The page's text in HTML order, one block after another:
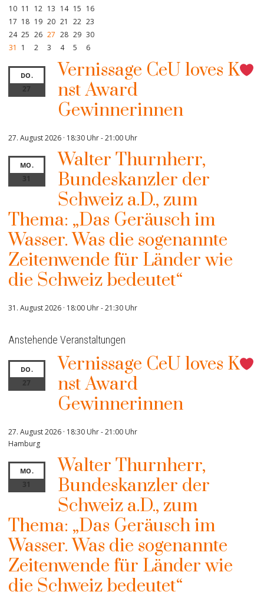
10 11 12 13 14 15 16
17 18 19 20 21 22 23
24 25 26 27 28 29 30
31
1 2 3 4 5 6
DO.
27
Vernissage CeU loves K
nst Award
Gewinnerinnen
27. August 2026 · 18:30 Uhr-21:00 Uhr
MO.
31
Walter Thurnherr,
Bundeskanzler der
Schweiz a.D., zum
Thema: „Das Geräusch im
Wasser. Was die sogenannte
Zeitenwende für Länder wie
die Schweiz bedeutet“
31. August 2026 · 18:00 Uhr-21:30 Uhr
Anstehende Veranstaltungen
DO.
27
Vernissage CeU loves K
nst Award
Gewinnerinnen
27. August 2026 · 18:30 Uhr-21:00 Uhr
Hamburg
MO.
31
Walter Thurnherr,
Bundeskanzler der
Schweiz a.D., zum
Thema: „Das Geräusch im
Wasser. Was die sogenannte
Zeitenwende für Länder wie
die Schweiz bedeutet“